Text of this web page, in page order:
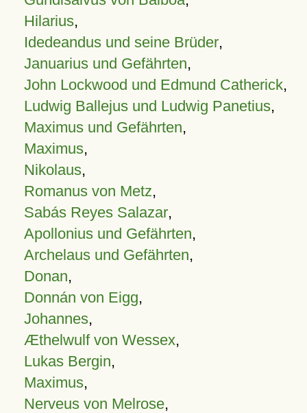
Hilarius,
Idedeandus und seine Brüder,
Januarius und Gefährten,
John Lockwood und Edmund Catherick,
Ludwig Ballejus und Ludwig Panetius,
Maximus und Gefährten,
Maximus,
Nikolaus,
Romanus von Metz,
Sabás Reyes Salazar,
Apollonius und Gefährten,
Archelaus und Gefährten,
Donan,
Donnán von Eigg,
Johannes,
Æthelwulf von Wessex,
Lukas Bergin,
Maximus,
Nerveus von Melrose,